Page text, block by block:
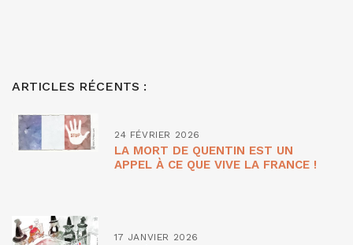
ARTICLES RÉCENTS :
24 FÉVRIER 2026
LA MORT DE QUENTIN EST UN
APPEL À CE QUE VIVE LA FRANCE !
17 JANVIER 2026